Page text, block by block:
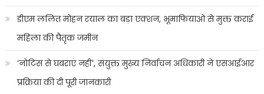
डीएम ललित मोहन रयाल का बड़ा एक्शन, भूमाफियाओं से मुक्त कराई
महिला की पैतृक जमीन
‘नोटिस से घबराएं नहीं’, संयुक्त मुख्य निर्वाचन अधिकारी ने एसआईआर
प्रक्रिया की दी पूरी जानकारी